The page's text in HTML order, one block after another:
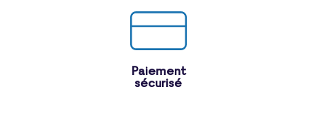
Paiement
sécurisé